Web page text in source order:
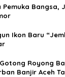
Bangsa,
Ikon Baru
Royong
Banjir Aceh